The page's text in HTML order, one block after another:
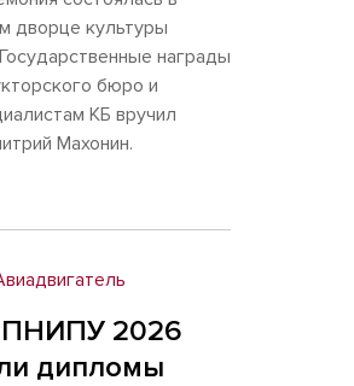
дворце культуры
награды
бюро и
КБ вручил
Махонин.
ПНИПУ 2026
дипломы